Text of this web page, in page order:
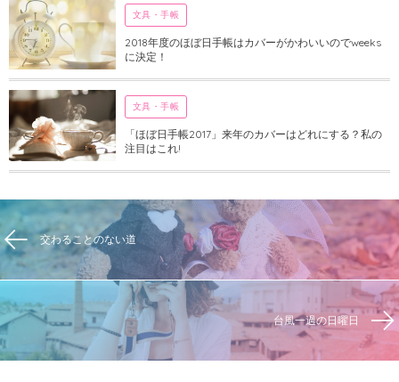
文具・手帳
2018年度のほぼ日手帳はカバーがかわいいのでweeks
に決定！
文具・手帳
「ほぼ日手帳2017」来年のカバーはどれにする？私の
注目はこれ!
交わることのない道
台風一過の日曜日